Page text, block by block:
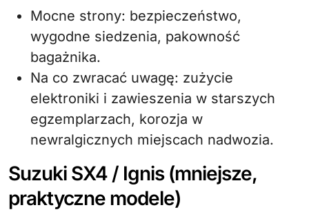
Mocne strony: bezpieczeństwo,
wygodne siedzenia, pakowność
bagażnika.
Na co zwracać uwagę: zużycie
elektroniki i zawieszenia w starszych
egzemplarzach, korozja w
newralgicznych miejscach nadwozia.
Suzuki SX4 / Ignis (mniejsze,
praktyczne modele)